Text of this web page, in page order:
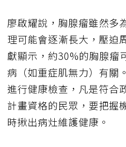
廖啟耀說，胸腺瘤雖然多
理可能會逐漸長大，壓迫
獻顯示，約30%的胸腺瘤
病（如重症肌無力）有關
進行健康檢查，凡是符合
計畫資格的民眾，要把握
時揪出病灶維護健康。